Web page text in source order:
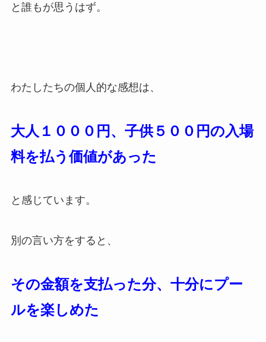
と誰もが思うはず。
わたしたちの個人的な感想は、
大人１０００円、子供５００円の入場
料を払う価値があった
と感じています。
別の言い方をすると、
その金額を支払った分、十分にプー
ルを楽しめた